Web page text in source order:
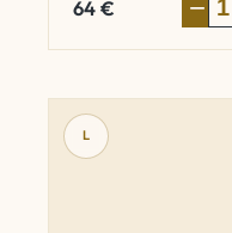
64€ −
L